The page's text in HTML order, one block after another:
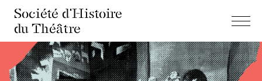
Société d'Histoire
du Théâtre